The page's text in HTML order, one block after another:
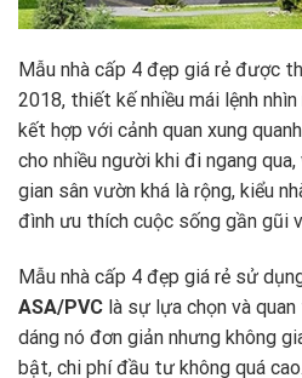
Mẫu nhà cấp 4 đẹp giá rẻ được
2018, thiết kế nhiều mái lệnh
kết hợp với cảnh quan xung
cho nhiều người khi đi ngang
gian sân vườn khá là rộng, kiểu
đình ưu thích cuộc sống gần gũi
Mẫu nhà cấp 4 đẹp giá rẻ sử
ASA/PVC là sự lựa chọn và
dáng nó đơn giản nhưng không
bật, chi phí đầu tư không quá